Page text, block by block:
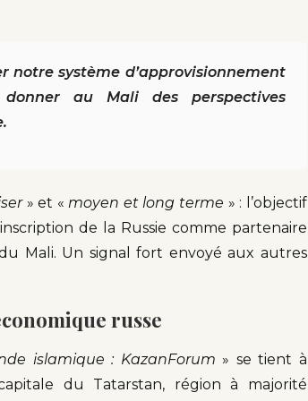
système d’approvisionnement
au Mali des perspectives
» et «moyen et long terme » : l’objectif
de la Russie comme partenaire
Mali. Un signal fort envoyé aux autres
russe
islamique : KazanForum » se tient à
du Tatarstan, région à majorité